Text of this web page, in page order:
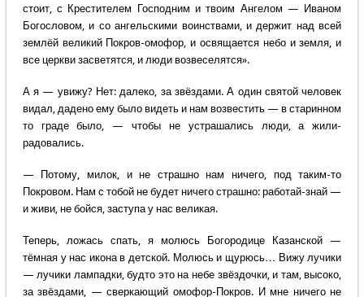
стоит, с Крестителем Господним и твоим Ангелом — Иваном
Богословом, и со ангельскими воинствами, и держит над всей
землёй великий Покров-омофор, и освящается небо и земля, и
все церкви засветятся, и люди возвеселятся».
А я — увижу? Нет: далеко, за звёздами. А один святой человек
видал, дадено ему было видеть и нам возвестить — в старинном
то граде было, — чтобы не устрашались люди, а жили-
радовались.
— Потому, милок, и не страшно нам ничего, под таким-то
Покровом. Нам с тобой не будет ничего страшно: работай-знай —
и живи, не бойся, заступа у нас великая.
Теперь, ложась спать, я молюсь Богородице Казанской —
тёмная у нас икона в детской. Молюсь и щурюсь… Вижу лучики
— лучики лампадки, будто это на небе звёздочки, и там, высоко,
за звёздами, — сверкающий омофор-Покров. И мне ничего не